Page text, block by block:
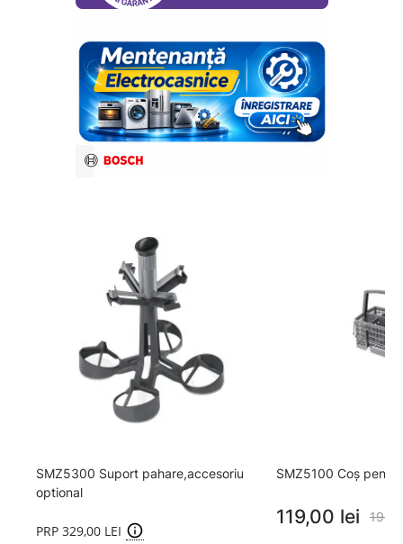
SMZ5300 Suport pahare,accesoriu
optional
PRP 329,00 LEI
SMZ5100 Coș
119,00 lei